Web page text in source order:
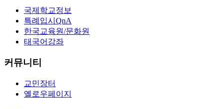
국제학교정보
특례입시QnA
한국교육원/문화원
태국어강좌
커뮤니티
교민장터
옐로우페이지